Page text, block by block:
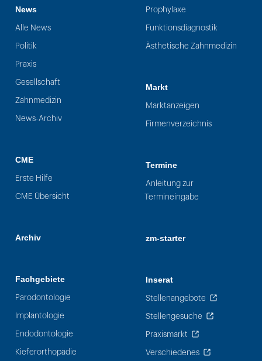
News
Alle News
Politik
Praxis
Gesellschaft
Zahnmedizin
News-Archiv
CME
Erste Hilfe
CME Übersicht
Archiv
Fachgebiete
Parodontologie
Implantologie
Endodontologie
Kieferorthopädie
Prophylaxe
Funktionsdiagnostik
Ästhetische Zahnmedizin
Markt
Marktanzeigen
Firmenverzeichnis
Termine
Anleitung zur
Termineingabe
zm-starter
Inserat
Stellenangebote
Stellengesuche
Praxismarkt
Verschiedenes